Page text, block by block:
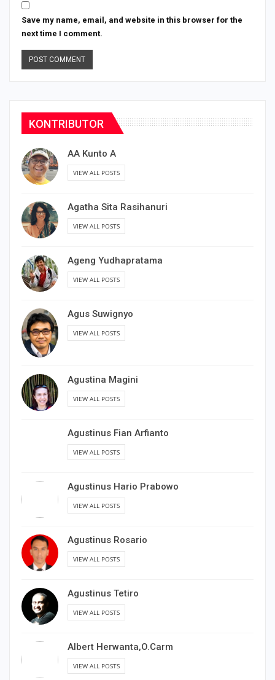
Save my name, email, and website in this browser for the
next time I comment.
KONTRIBUTOR
AA Kunto A
VIEW ALL POSTS
Agatha Sita Rasihanuri
VIEW ALL POSTS
Ageng Yudhapratama
VIEW ALL POSTS
Agus Suwignyo
VIEW ALL POSTS
Agustina Magini
VIEW ALL POSTS
Agustinus Fian Arfianto
VIEW ALL POSTS
Agustinus Hario Prabowo
VIEW ALL POSTS
Agustinus Rosario
VIEW ALL POSTS
Agustinus Tetiro
VIEW ALL POSTS
Albert Herwanta,O.Carm
VIEW ALL POSTS